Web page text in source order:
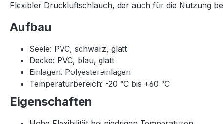
Flexibler Druckluftschlauch, der auch für die Nutzung
Aufbau
Seele: PVC, schwarz, glatt
Decke: PVC, blau, glatt
Einlagen: Polyestereinlagen
Temperaturbereich: -20 °C bis +60 °C
Eigenschaften